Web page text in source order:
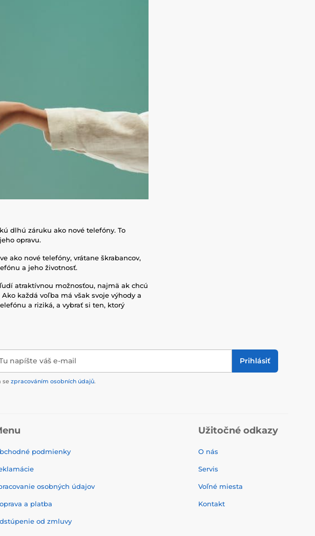
dlhú záruku ako nové telefóny. To
opravu.
ako nové telefóny, vrátane škrabancov,
a jeho životnosť.
atraktívnou možnosťou, najmä ak chcú
každá voľba má však svoje výhody a
a riziká, a vybrať si ten, ktorý
napíšte váš e-mail Prihlásiť
se zpracováním osobních údajů.
podmienky
osobných údajov
a platba
od zmluvy
Užitočné odkazy
O nás
Servis
Voľné miesta
Kontakt